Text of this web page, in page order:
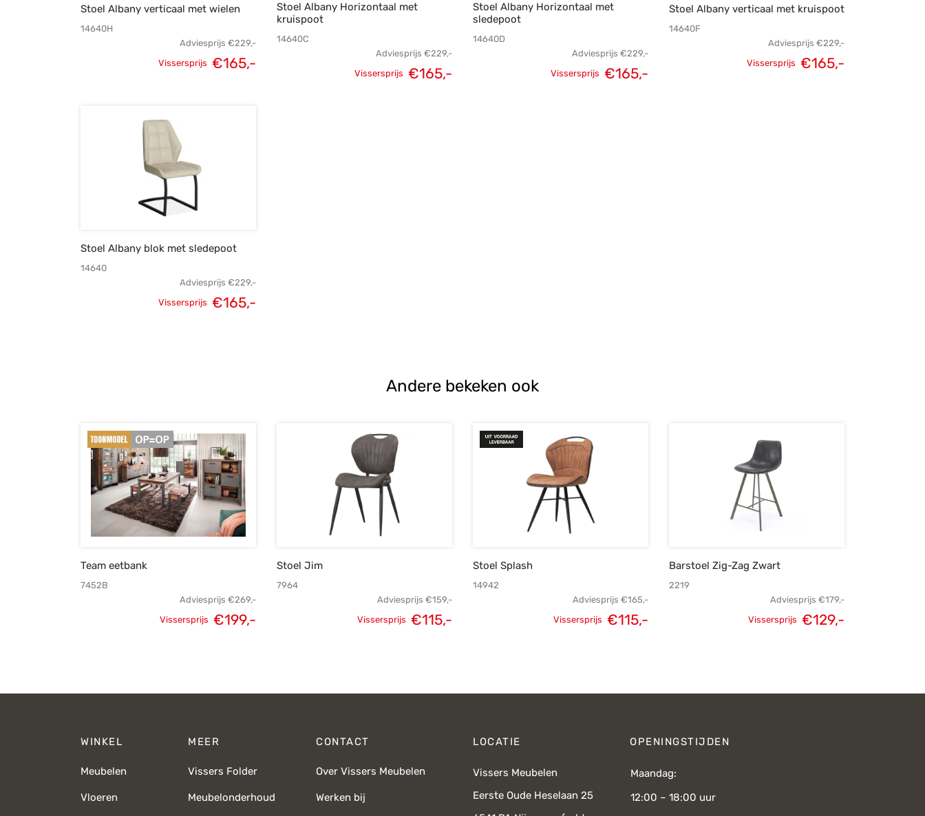
Stoel Albany verticaal met wielen
14640H
Adviesprijs €229,-
Oorspronkelijke
Vissersprijs €165,-
Stoel Albany Horizontaal met
kruispoot
14640C
Adviesprijs €229,-
Oorspronkelijke
Vissersprijs €165,-
Stoel Albany Horizontaal met
sledepoot
14640D
Adviesprijs €229,-
Oorspronkelijke
Vissersprijs €165,-
Stoel Albany verticaal met kruispoot
14640F
Adviesprijs €229,-
Oorspronkelijke
Vissersprijs €165,-
Stoel Albany blok met sledepoot
14640
Adviesprijs €229,-
Oorspronkelijke
Vissersprijs €165,-
Andere bekeken ook
Team eetbank
7452B
Adviesprijs €269,-
Vissersprijs €199,-
Stoel Jim
7964
Adviesprijs €159,-
Oorspronkelijke
Vissersprijs €115,-
Stoel Splash
14942
Adviesprijs €165,-
Oorspronkelijke
Vissersprijs €115,-
Barstoel Zig-Zag Zwart
2219
Adviesprijs €179,-
Vissersprijs €129,-
WINKEL
Meubelen
Vloeren
MEER
Vissers Folder
Meubelonderhoud
CONTACT
Over Vissers Meubelen
Werken bij
LOCATIE
Vissers Meubelen
Eerste Oude Heselaan 25
OPENINGSTIJDEN
Maandag:
12:00 – 18:00 uur